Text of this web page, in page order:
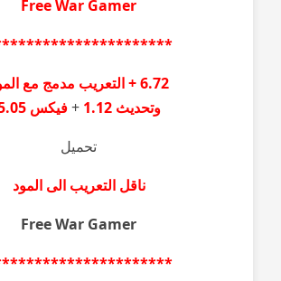
Free War Gamer
***********************
6.72 + التعريب مدمج مع المود
وتحديث1.12
+ فيكس5.05
تحميل
ناقل التعريب الى المود
Free War Gamer
***********************